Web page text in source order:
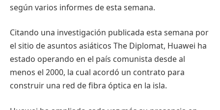
según varios informes de esta semana.
Citando una investigación publicada esta semana por
el sitio de asuntos asiáticos The Diplomat, Huawei ha
estado operando en el país comunista desde al
menos el 2000, la cual acordó un contrato para
construir una red de fibra óptica en la isla.